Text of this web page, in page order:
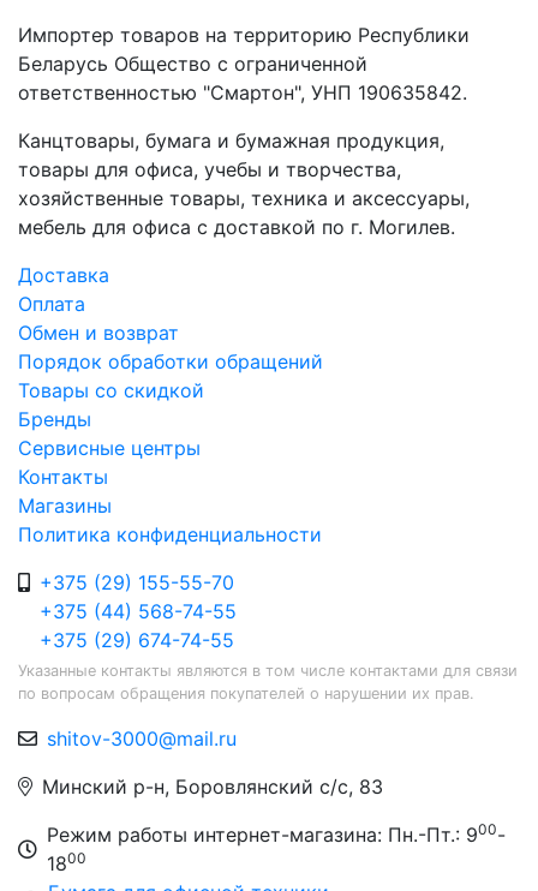
Импортер товаров на территорию Республики
Беларусь Общество с ограниченной
ответственностью "Смартон", УНП 190635842.
Канцтовары, бумага и бумажная продукция,
товары для офиса, учебы и творчества,
хозяйственные товары, техника и аксессуары,
мебель для офиса с доставкой по г. Могилев.
Доставка
Оплата
Обмен и возврат
Порядок обработки обращений
Товары со скидкой
Бренды
Сервисные центры
Контакты
Магазины
Политика конфиденциальности
+375 (29) 155-55-70
+375 (44) 568-74-55
+375 (29) 674-74-55
Указанные контакты являются в том числе контактами для связи
по вопросам обращения покупателей о нарушении их прав.
shitov-3000@mail.ru
Минский р-н, Боровлянский с/с, 83
Режим работы интернет-магазина: Пн.-Пт.: 900-
1800